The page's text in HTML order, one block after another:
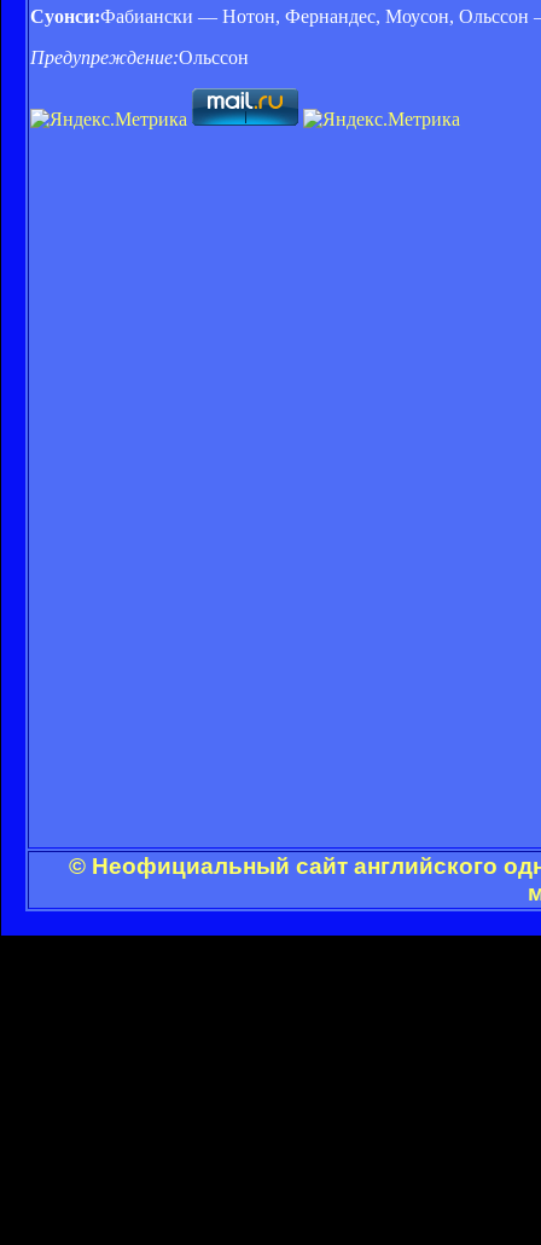
Суонси:Фабиански — Нотон, Фернандес, Моусон,
Предупреждение:Ольссон
© Неофициальный сайт английского